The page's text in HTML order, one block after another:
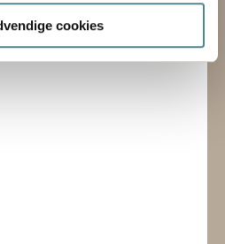
gerne:
oplysninger om din placering,
baseret på en scanning af
cookies